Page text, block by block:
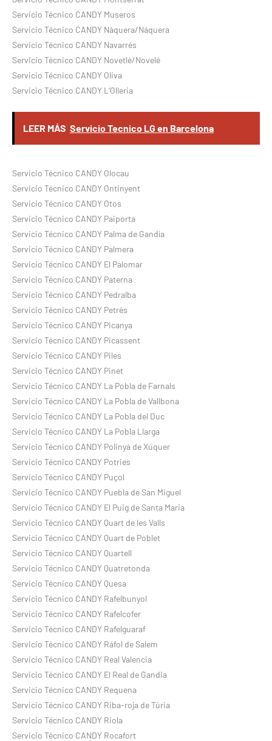
Servicio Técnico CANDY Museros
Servicio Técnico CANDY Nàquera/Náquera
Servicio Técnico CANDY Navarrés
Servicio Técnico CANDY Novetlè/Novelé
Servicio Técnico CANDY Oliva
Servicio Técnico CANDY L’Olleria
LEER MÁS Servicio Tecnico LG en Barcelona
Servicio Técnico CANDY Olocau
Servicio Técnico CANDY Ontinyent
Servicio Técnico CANDY Otos
Servicio Técnico CANDY Paiporta
Servicio Técnico CANDY Palma de Gandía
Servicio Técnico CANDY Palmera
Servicio Técnico CANDY El Palomar
Servicio Técnico CANDY Paterna
Servicio Técnico CANDY Pedralba
Servicio Técnico CANDY Petrés
Servicio Técnico CANDY Picanya
Servicio Técnico CANDY Picassent
Servicio Técnico CANDY Piles
Servicio Técnico CANDY Pinet
Servicio Técnico CANDY La Pobla de Farnals
Servicio Técnico CANDY La Pobla de Vallbona
Servicio Técnico CANDY La Pobla del Duc
Servicio Técnico CANDY La Pobla Llarga
Servicio Técnico CANDY Polinyà de Xúquer
Servicio Técnico CANDY Potries
Servicio Técnico CANDY Puçol
Servicio Técnico CANDY Puebla de San Miguel
Servicio Técnico CANDY El Puig de Santa Maria
Servicio Técnico CANDY Quart de les Valls
Servicio Técnico CANDY Quart de Poblet
Servicio Técnico CANDY Quartell
Servicio Técnico CANDY Quatretonda
Servicio Técnico CANDY Quesa
Servicio Técnico CANDY Rafelbunyol
Servicio Técnico CANDY Rafelcofer
Servicio Técnico CANDY Rafelguaraf
Servicio Técnico CANDY Ráfol de Salem
Servicio Técnico CANDY Real Valencia
Servicio Técnico CANDY El Real de Gandia
Servicio Técnico CANDY Requena
Servicio Técnico CANDY Riba-roja de Túria
Servicio Técnico CANDY Riola
Servicio Técnico CANDY Rocafort